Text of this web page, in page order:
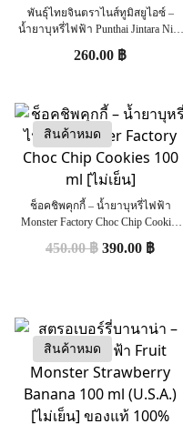
พันธ์ุไทยจินตราไนส์ทูมิสยูไอซ์ –
น้ำยาบุหรี่ไฟฟ้า Punthai Jintara Nice
to meet you Ice 100 ml (ไทย) [เย็น]
ของแท้
260.00 ฿
สินค้าหมด
ช็อคชิพคุกกี้ – น้ำยาบุหรี่ไฟฟ้า
Monster Factory Choc Chip Cookies
100 ml [ไม่เย็น]
450.00฿ 390.00 ฿
สินค้าหมด